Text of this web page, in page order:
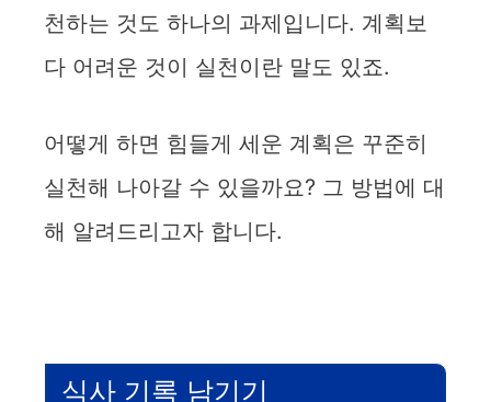
천하는 것도 하나의 과제입니다. 계획보
다 어려운 것이 실천이란 말도 있죠.
어떻게 하면 힘들게 세운 계획은 꾸준히
실천해 나아갈 수 있을까요? 그 방법에 대
해 알려드리고자 합니다.
식사 기록 남기기